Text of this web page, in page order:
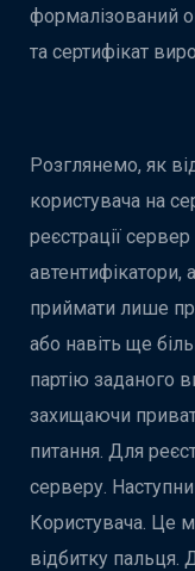
формалізований
та сертифікат
Розглянемо, як
користувача на
реєстрації
приймати лише
або навіть ще
партію заданого
захищаючи
питання. Для
серверу.
Користувача. Це
відбитку пальця.